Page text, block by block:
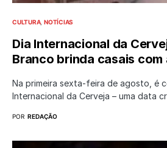
CULTURA NOTÍCIAS
Dia Internacional da
Branco brinda casais
Na primeira sexta-feira de agosto, é
Internacional da Cerveja – uma data
POR REDAÇÃO